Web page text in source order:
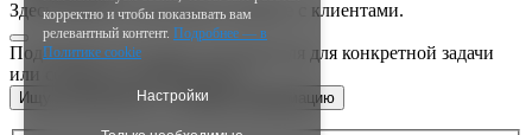
Здесь Даниил, менеджер по работе с клиентами.
Подскажите, вы ищете исполнителя для конкретной задачи
или собираете информацию?
Ищу исполнителя Собираю информацию
корректно и чтобы показывать вам
релевантный контент. Подробнее — в
Политике cookie
Настройки